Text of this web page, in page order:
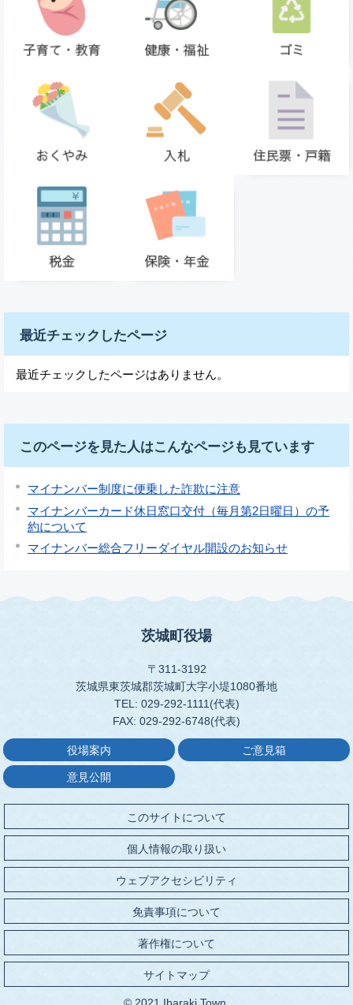
最近チェックしたページ
最近チェックしたページはありません。
このページを見た人はこんなページも見ています
マイナンバー制度に便乗した詐欺に注意
マイナンバーカード休日窓口交付（毎月第2日曜日）の予
約について
マイナンバー総合フリーダイヤル開設のお知らせ
茨城町役場
〒311-3192
茨城県東茨城郡茨城町大字小堤1080番地
TEL: 029-292-1111(代表)
FAX: 029-292-6748(代表)
役場案内 ご意見箱
意見公開
このサイトについて
個人情報の取り扱い
ウェブアクセシビリティ
免責事項について
著作権について
サイトマップ